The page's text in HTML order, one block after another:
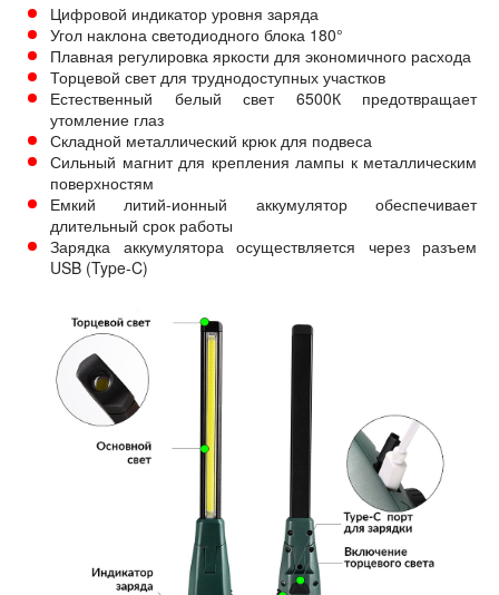
Цифровой индикатор уровня заряда
Угол наклона светодиодного блока 180°
Плавная регулировка яркости для экономичного расхода
Торцевой свет для труднодоступных участков
Естественный белый свет 6500К предотвращает
утомление глаз
Складной металлический крюк для подвеса
Сильный магнит для крепления лампы к металлическим
поверхностям
Емкий литий-ионный аккумулятор обеспечивает
длительный срок работы
Зарядка аккумулятора осуществляется через разъем
USB (Type-C)